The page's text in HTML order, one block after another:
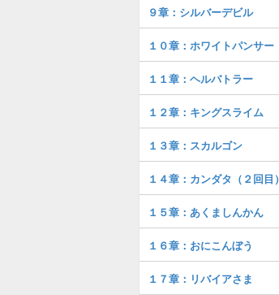
９章：シルバーデビル
１０章：ホワイトパンサー
１１章：ヘルバトラー
１２章：キングスライム
１３章：スカルゴン
１４章：カンダタ（２回目）
１５章：あくましんかん
１６章：おにこんぼう
１７章：リバイアさま